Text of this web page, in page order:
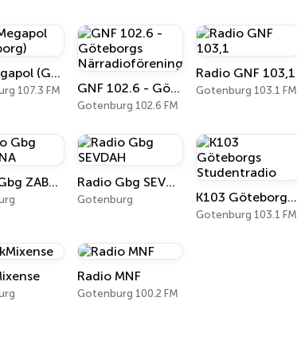
Mix Megapol (Göteborg)
107.3 FM GNF 102.6 - Göteborgs Närradioförening
Gotenburg 102.6 FM
Radio GNF 103,1
Gotenburg 103.1 FM
Radio Gbg ZABAVNA Radio Gbg SEVDAH
Gotenburg K103 Göteborgs Studentradio
Gotenburg 103.1 FM
Radio MNF
Gotenburg 100.2 FM